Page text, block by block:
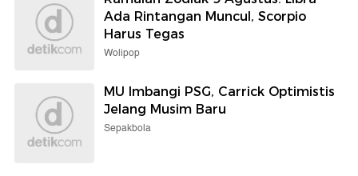
Ada Rintangan Muncul, Scorpio
Harus Tegas
Wolipop
MU Imbangi PSG, Carrick Optimistis
Jelang Musim Baru
Sepakbola